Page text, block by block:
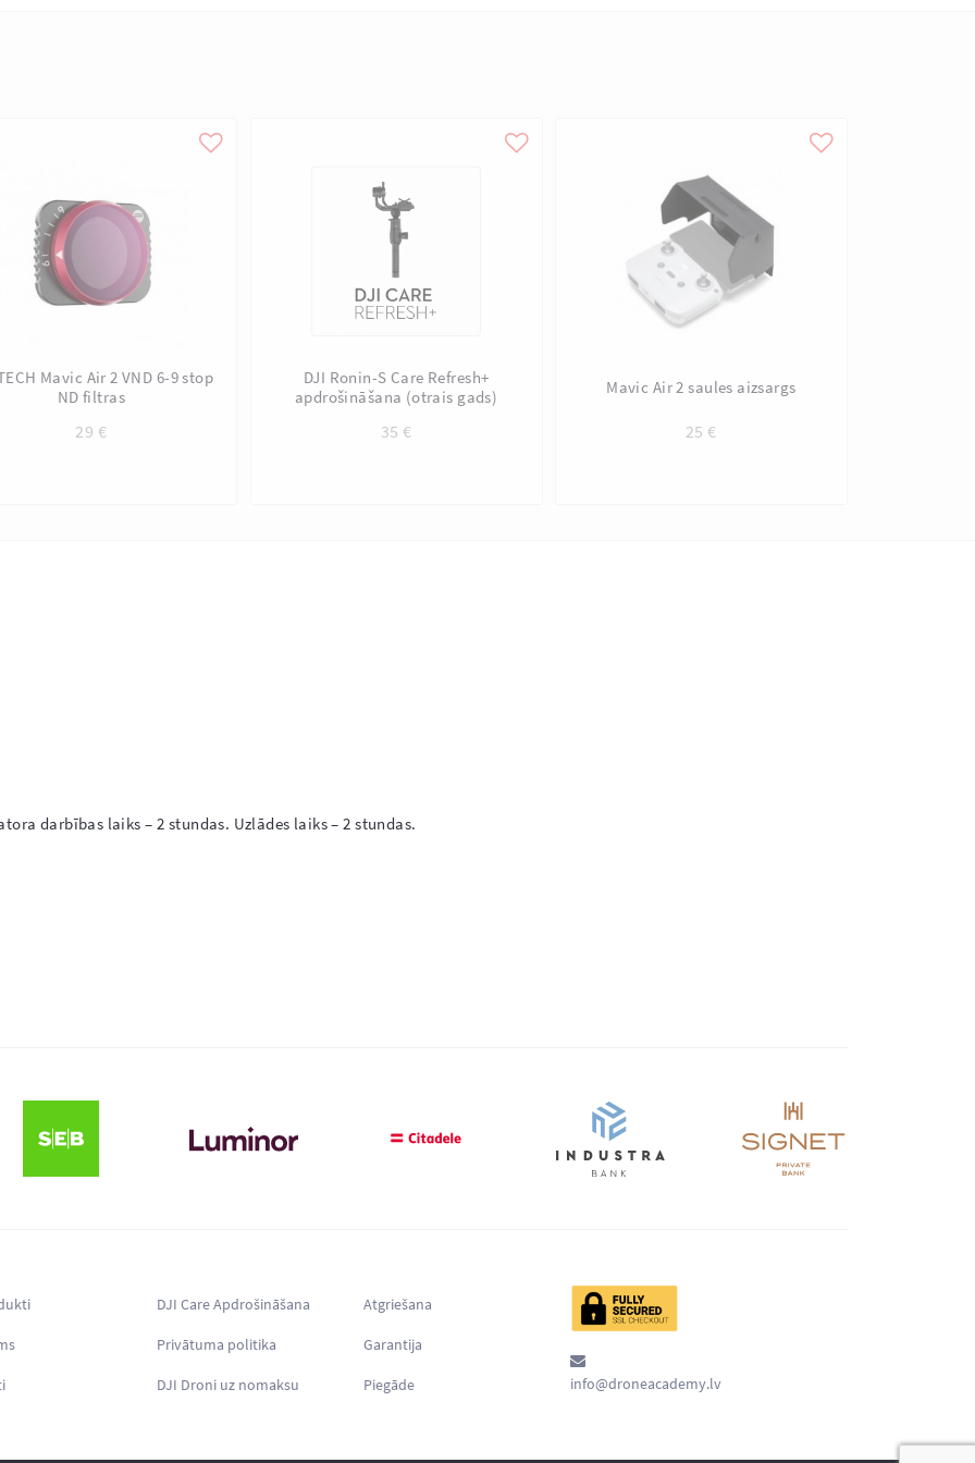
Mavic Air 2 VND 6-9 stop
ND filtras
29 €
DJI Ronin-S Care Refresh+
apdrošināšana (otrais gads)
35€
Mavic Air 2 saules aizsargs
25€
darbības laiks – 2 stundas. Uzlādes laiks – 2 stundas.
DJI Care Apdrošināšana
Privātuma politika
DJI Droni uz nomaksu
Atgriešana
Garantija
Piegāde info@droneacademy.lv